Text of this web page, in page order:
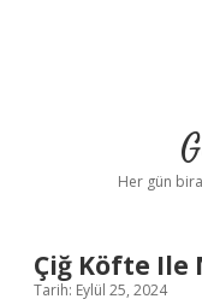
Her gün
Çiğ Köfte Ile
Tarih: Eylül 25, 2024